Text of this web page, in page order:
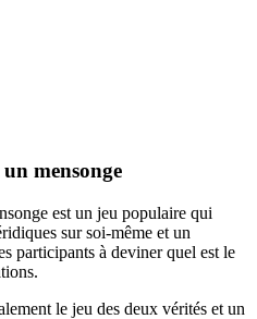
mensonge
est un jeu populaire qui
sur soi-même et un
participants à deviner quel est le
le jeu des deux vérités et un